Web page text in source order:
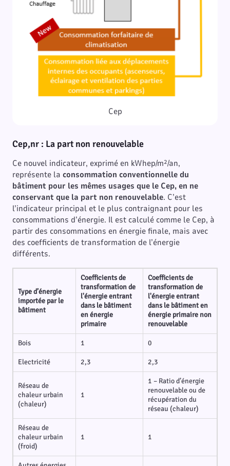
Cep
Cep,nr : La part non renouvelable
Ce nouvel indicateur, exprimé en kWhep/m²/an,
représente la consommation conventionnelle du
bâtiment pour les mêmes usages que le Cep, en ne
conservant que la part non renouvelable. C’est
l’indicateur principal et le plus contraignant pour les
consommations d’énergie. Il est calculé comme le Cep, à
partir des consommations en énergie finale, mais avec
des coefficients de transformation de l’énergie
différents.
Type d’énergie
importée par le
bâtiment
Coefficients de
transformation de
l'énergie entrant
dans le bâtiment
en énergie
primaire
Coefficients de
transformation de
l'énergie entrant
dans le bâtiment en
énergie primaire non
renouvelable
Bois 1 0
Electricité 2,3 2,3
Réseau de
chaleur urbain
(chaleur)
1
1 – Ratio d’énergie
renouvelable ou de
récupération du
réseau (chaleur)
Réseau de
chaleur urbain
(froid)
1 1